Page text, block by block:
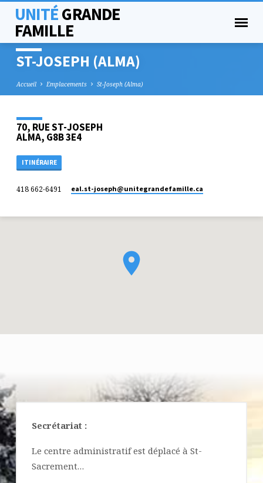
UNITÉGRANDE
FAMILLE
ST-JOSEPH (ALMA)
Accueil Emplacements St-Joseph (Alma)
70, RUE ST-JOSEPH
ALMA, G8B 3E4
ITINÉRAIRE
418 662-6491 eal.st-joseph​@unitegrandefamille.ca
ST-
JOSEPH
(ALMA)
Secrétariat :
Le centre administratif est déplacé à St-
Sacrement…